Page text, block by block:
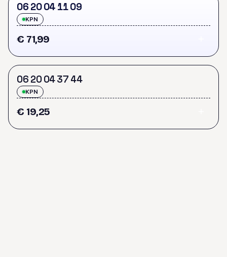
06 2004 1109
KPN
€ 71,99
06 200437 44
KPN
€ 19,25